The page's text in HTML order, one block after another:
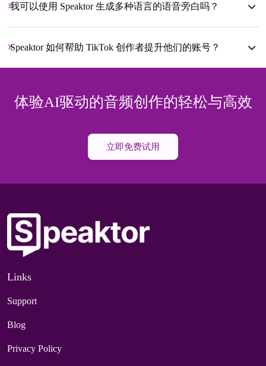
我可以使用 Speaktor 生成多种语言的语音旁白吗？
Speaktor 如何帮助 TikTok 创作者提升他们的账号？
体验AI驱动的音频创作的轻松与高效
立即免费试用
Links
Support
Blog
Privacy Policy